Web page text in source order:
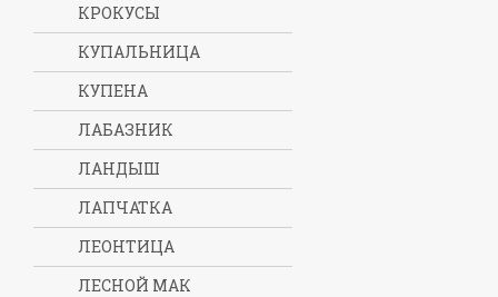
КРОКУСЫ
КУПАЛЬНИЦА
КУПЕНА
ЛАБАЗНИК
ЛАНДЫШ
ЛАПЧАТКА
ЛЕОНТИЦА
ЛЕСНОЙ МАК